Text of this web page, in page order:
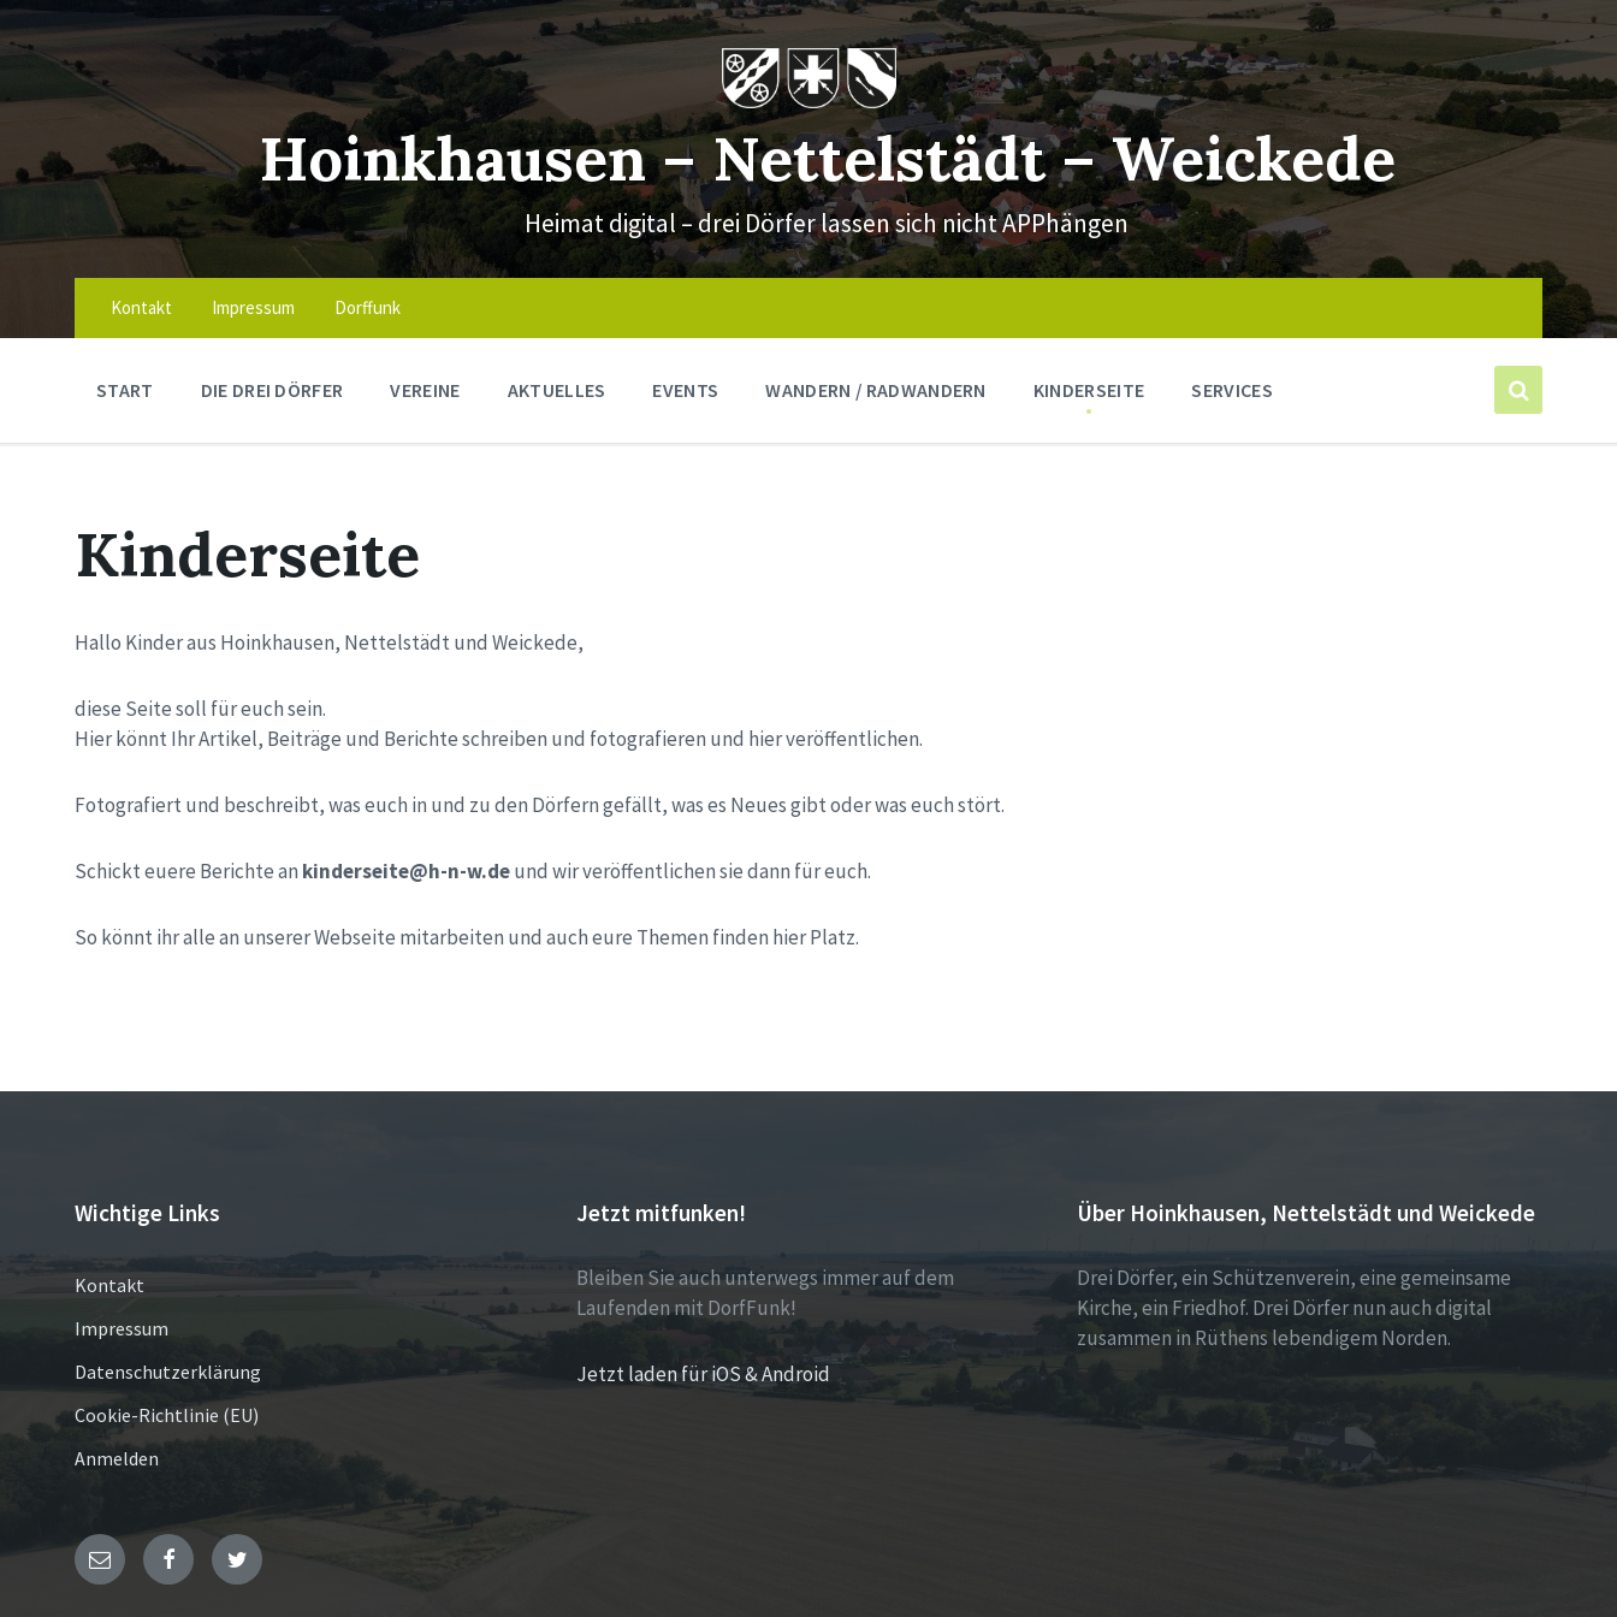
Skip
to
content
Skip
to
main
navigation
Skip
to
footer
Hoinkhausen – Nettelstädt – Weickede
Heimat digital – drei Dörfer lassen sich nicht APPhängen
Kontakt Impressum Dorffunk
START DIE DREI DÖRFER VEREINE AKTUELLES EVENTS WANDERN / RADWANDERN KINDERSEITE SERVICES
Kinderseite
Hallo Kinder aus Hoinkhausen, Nettelstädt und Weickede,
diese Seite soll für euch sein.
Hier könnt Ihr Artikel, Beiträge und Berichte schreiben und fotografieren und hier veröffentlichen.
Fotografiert und beschreibt, was euch in und zu den Dörfern gefällt, was es Neues gibt oder was euch stört.
Schickt euere Berichte an kinderseite@h-n-w.deund wir veröffentlichen sie dann für euch.
So könnt ihr alle an unserer Webseite mitarbeiten und auch eure Themen finden hier Platz.
Wichtige Links
Kontakt
Impressum
Datenschutzerklärung
Cookie-Richtlinie (EU)
Anmelden
Jetzt mitfunken!
Bleiben Sie auch unterwegs immer auf dem
Laufenden mit DorfFunk!
Jetzt laden für iOS & Android
Über Hoinkhausen, Nettelstädt und Weickede
Drei Dörfer, ein Schützenverein, eine gemeinsame
Kirche, ein Friedhof. Drei Dörfer nun auch digital
zusammen in Rüthens lebendigem Norden.
E- FacebookTwitter